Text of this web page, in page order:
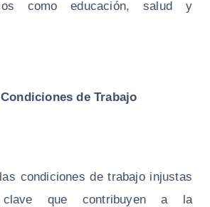
como educación, salud y
de Trabajo
condiciones de trabajo injustas
que contribuyen a la